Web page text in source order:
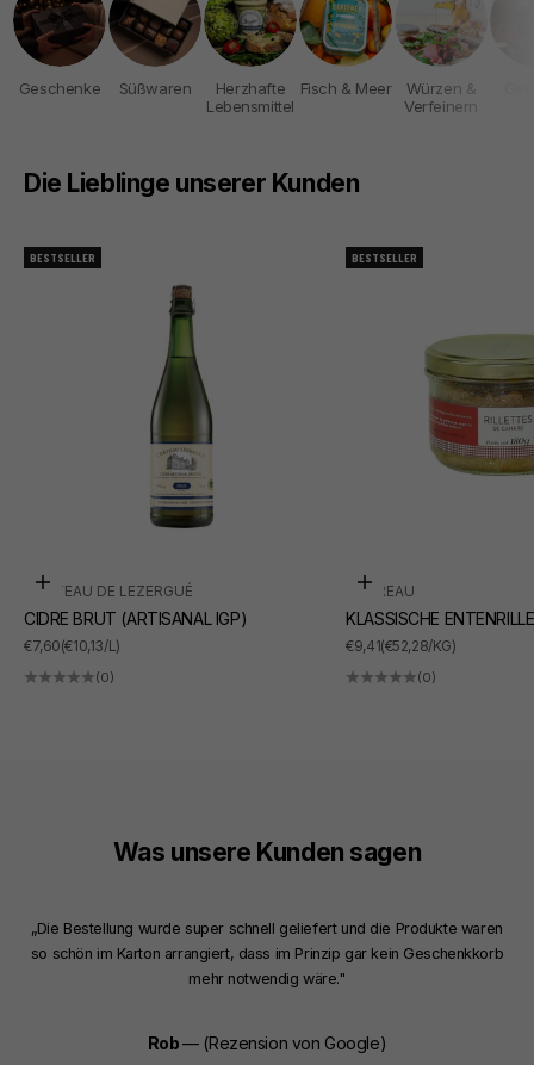
Geschenke Süßwaren
Herzhafte
Lebensmittel
Fisch & Meer
Würzen &
Verfeinern
Die Lieblinge unserer Kunden
BESTSELLER
In den Warenkorb
CHÂTEAU DE LEZERGUÉ
CIDRE BRUT (ARTISANAL IGP)
ANGEBOT
€7,60(€10,13/L)
(0)
BESTSELLER
In den Warenkorb
SUDREAU
KLASSISCHE
ANGEBOT
€9,41(€52,28/KG)
(0)
Was unsere Kunden sagen
„Die Bestellung wurde super schnell geliefert und die Produkte waren
so schön im Karton arrangiert, dass im Prinzip gar kein Geschenkkorb
mehr notwendig wäre."
Rob— (Rezension von Google)